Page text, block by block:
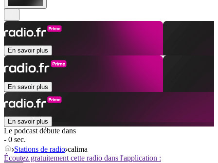
En savoir plus
En savoir plus
En savoir plus
Le podcast débute dans
- 0 sec.
Stations de radio calima
Écoutez gratuitement cette radio dans l'application :